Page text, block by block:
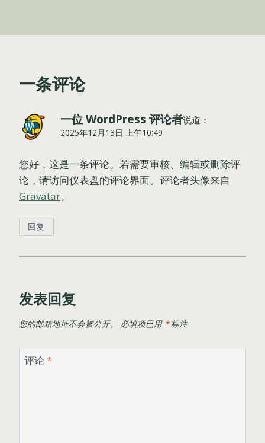
一条评论
一位 WordPress 评论者说道：
2025年12月13日 上午10:49
您好，这是一条评论。若需要审核、编辑或删除评
论，请访问仪表盘的评论界面。评论者头像来自
Gravatar。
回复
发表回复
您的邮箱地址不会被公开。 必填项已用 *标注
评论 *